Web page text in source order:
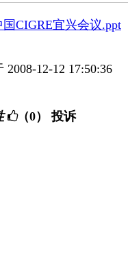
CIGRE宜兴会议.ppt
2008-12-12 17:50:36
（0） 投诉